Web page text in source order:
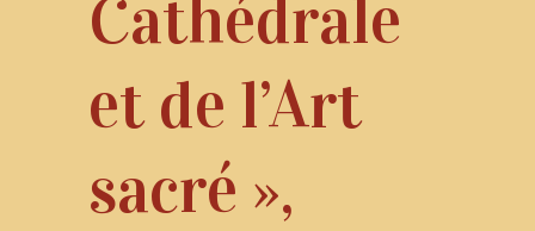
Cathédrale
et de l’Art
sacré »,